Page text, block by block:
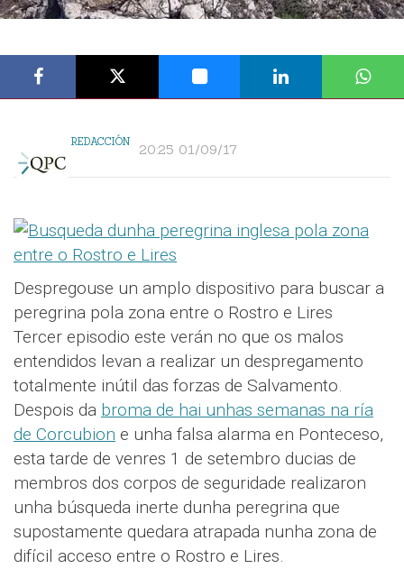
REDACCIÓN 20:25 01/09/17
Despregouse un amplo dispositivo para buscar a
peregrina pola zona entre o Rostro e Lires
Tercer episodio este verán no que os malos
entendidos levan a realizar un despregamento
totalmente inútil das forzas de Salvamento.
Despois da broma de hai unhas semanas na ría
de Corcubion e unha falsa alarma en Ponteceso,
esta tarde de venres 1 de setembro ducias de
membros dos corpos de seguridade realizaron
unha búsqueda inerte dunha peregrina que
supostamente quedara atrapada nunha zona de
difícil acceso entre o Rostro e Lires.